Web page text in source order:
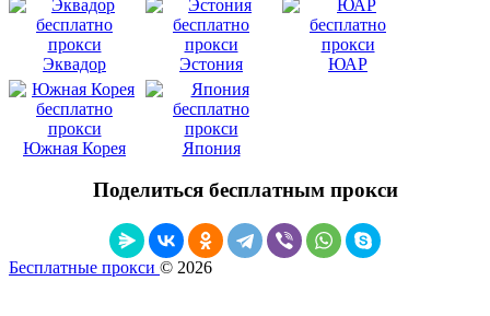
Эквадор Эстония ЮАР
Южная Корея Япония
Поделиться бесплатным прокси
Бесплатные прокси © 2026